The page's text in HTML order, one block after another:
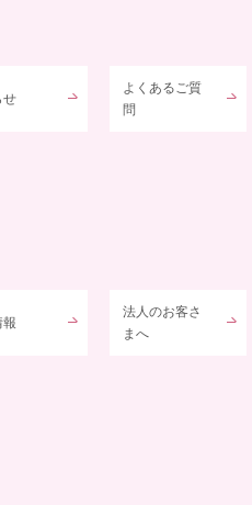
せ
よくあるご質
問
法人のお客さ
まへ